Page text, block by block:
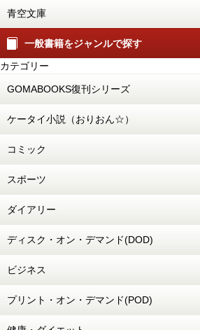
青空文庫
一般書籍をジャンルで探す
カテゴリー
GOMABOOKS復刊シリーズ
ケータイ小説（おりおん☆）
コミック
スポーツ
ダイアリー
ディスク・オン・デマンド(DOD)
ビジネス
プリント・オン・デマンド(POD)